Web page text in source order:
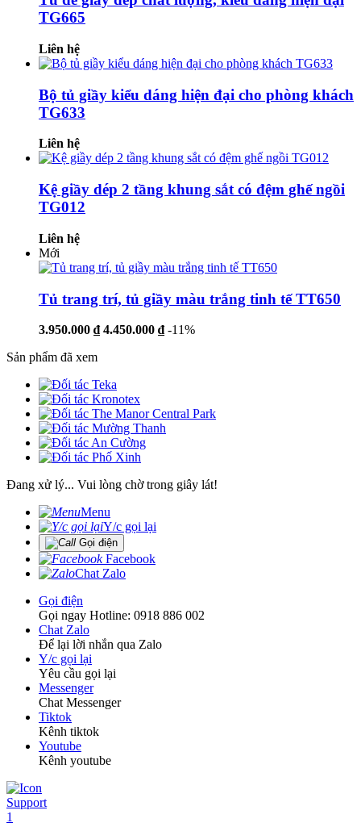
TG665
Liên hệ
Bộ tủ giầy kiểu dáng hiện đại cho phòng khách
TG633
Liên hệ
Kệ giầy dép 2 tầng khung sắt có đệm ghế ngồi
TG012
Liên hệ
Mới
Tủ trang trí, tủ giầy màu trắng tinh tế TT650
3.950.000 ₫ 4.450.000 ₫ -11%
Sản phẩm đã xem
Đang xử lý... Vui lòng chờ trong giây lát!
Menu
Y/c gọi lại
Gọi điện
Facebook
Chat Zalo
Gọi điện
Gọi ngay Hotline: 0918 886 002
Chat Zalo
Để lại lời nhắn qua Zalo
Y/c gọi lại
Yêu cầu gọi lại
Messenger
Chat Messenger
Tiktok
Kênh tiktok
Youtube
Kênh youtube